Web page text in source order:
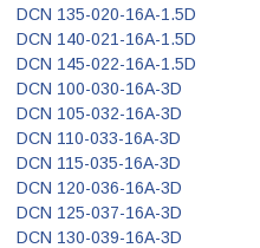
DCN 135-020-16A-1.5D
DCN 140-021-16A-1.5D
DCN 145-022-16A-1.5D
DCN 100-030-16A-3D
DCN 105-032-16A-3D
DCN 110-033-16A-3D
DCN 115-035-16A-3D
DCN 120-036-16A-3D
DCN 125-037-16A-3D
DCN 130-039-16A-3D